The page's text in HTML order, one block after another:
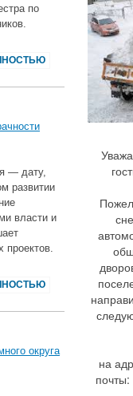
по
— дату,
развитии
власти и
проектов.
округа
на
почты: